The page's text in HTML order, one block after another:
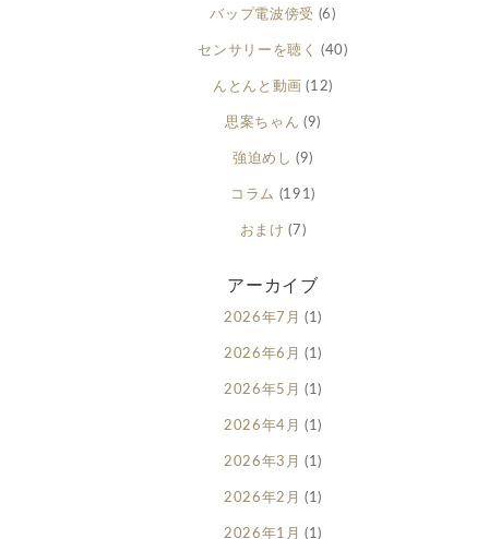
バップ電波傍受 (6)
センサリーを聴く (40)
んとんと動画 (12)
思案ちゃん (9)
強迫めし (9)
コラム (191)
おまけ (7)
アーカイブ
2026年7月 (1)
2026年6月 (1)
2026年5月 (1)
2026年4月 (1)
2026年3月 (1)
2026年2月 (1)
2026年1月 (1)